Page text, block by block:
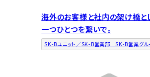
海外のお客様と社内の架け橋と
一つひとつを繋いで。
SK-Bユニット／SK-B営業部 SK-B営業グル